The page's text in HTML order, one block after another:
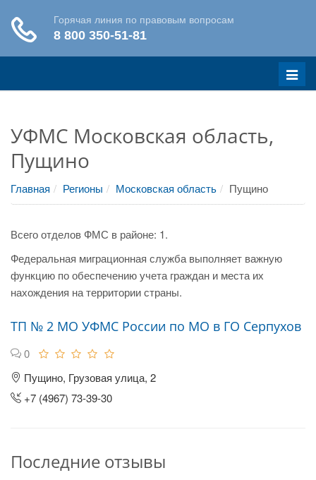
Меню
УФМС Московская область,
Пущино
Главная Регионы Московская область Пущино
Всего отделов ФМС в районе: 1.
Федеральная миграционная служба выполняет важную
функцию по обеспечению учета граждан и места их
нахождения на территории страны.
ТП № 2 МО УФМС России по МО в ГО Серпухов
0
Пущино, Грузовая улица, 2
+7 (4967) 73-39-30
Последние отзывы